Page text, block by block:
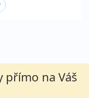
přímo na Váš